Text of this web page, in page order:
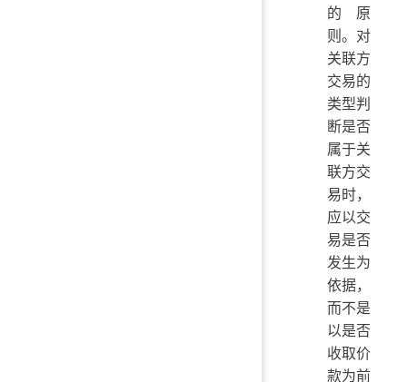
的原
则。对
关联方
交易的
类型判
断是否
属于关
联方交
易时，
应以交
易是否
发生为
依据，
而不是
以是否
收取价
款为前